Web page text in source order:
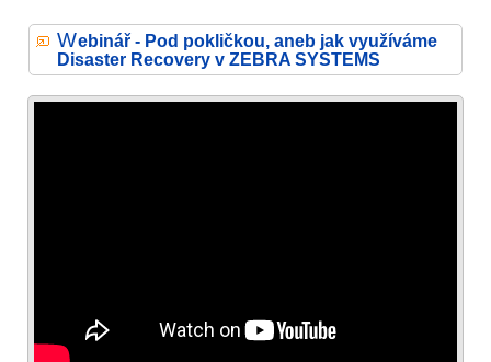
Webinář - Pod pokličkou, aneb jak využíváme
Disaster Recovery v ZEBRA SYSTEMS